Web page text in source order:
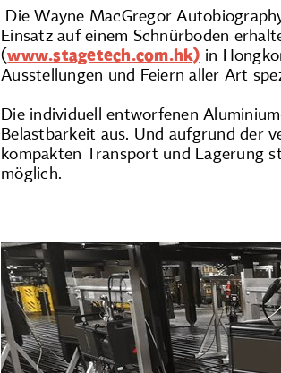
Die Wayne MacGregor
Einsatz auf einem Schnürboden
(www.stagetech.com.hk) in
Ausstellungen und Feiern aller Art
Die individuell entworfenen
Belastbarkeit aus. Und aufgrund der
kompakten Transport und Lagerung
möglich.